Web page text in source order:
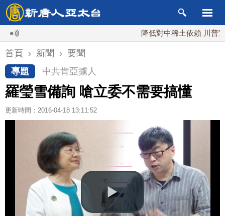
降低對中稀土依賴 川普宣布礦
首頁 › 新聞 › 要聞
專題
中共肯亞擄人
羅瑩雪備詢 嗆立委不需要搞懂
更新時間：2016-04-18 13:11:52